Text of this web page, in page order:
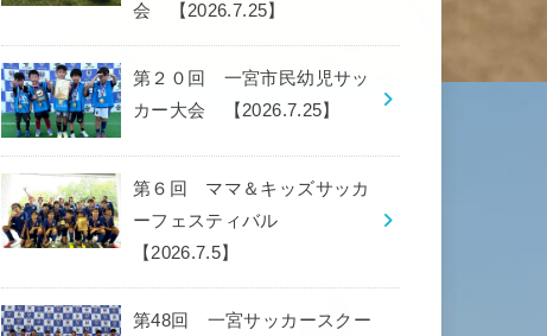
会 【2026.7.25】
第２０回 一宮市民幼児サッ
カー大会 【2026.7.25】
第６回 ママ＆キッズサッカ
ーフェスティバル
【2026.7.5】
第48回 一宮サッカースクー